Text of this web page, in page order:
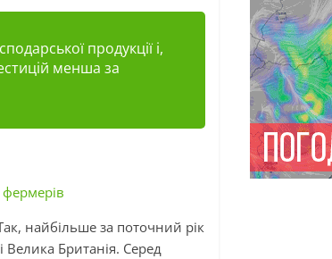
продукціїі,
менша за
найбільше за поточний рік
Велика Британія. Серед